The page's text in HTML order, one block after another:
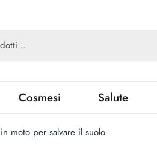
Cosmesi Salute
moto per salvare il suolo